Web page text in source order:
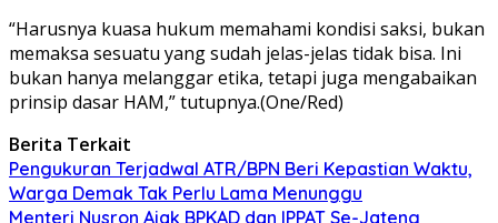
“Harusnya kuasa hukum memahami kondisi saksi, bukan
memaksa sesuatu yang sudah jelas-jelas tidak bisa. Ini
bukan hanya melanggar etika, tetapi juga mengabaikan
prinsip dasar HAM,” tutupnya.(One/Red)
Berita Terkait
Pengukuran Terjadwal ATR/BPN Beri Kepastian Waktu,
Warga Demak Tak Perlu Lama Menunggu
Menteri Nusron Ajak BPKAD dan IPPAT Se-Jateng